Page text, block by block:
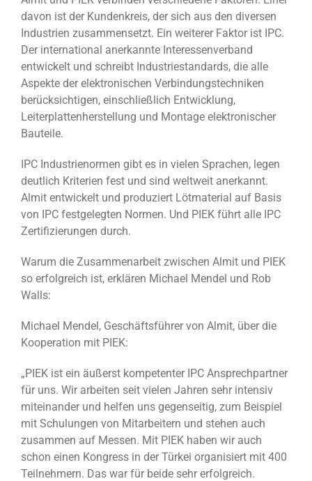
davon ist der Kundenkreis, der sich aus den diversen
Industrien zusammensetzt. Ein weiterer Faktor ist IPC.
Der international anerkannte Interessenverband
entwickelt und schreibt Industriestandards, die alle
Aspekte der elektronischen Verbindungstechniken
berücksichtigen, einschließlich Entwicklung,
Leiterplattenherstellung und Montage elektronischer
Bauteile.
IPC Industrienormen gibt es in vielen Sprachen, legen
deutlich Kriterien fest und sind weltweit anerkannt.
Almit entwickelt und produziert Lötmaterial auf Basis
von IPC festgelegten Normen. Und PIEK führt alle IPC
Zertifizierungen durch.
Warum die Zusammenarbeit zwischen Almit und PIEK
so erfolgreich ist, erklären Michael Mendel und Rob
Walls:
Michael Mendel, Geschäftsführer von Almit, über die
Kooperation mit PIEK:
„PIEK ist ein äußerst kompetenter IPC Ansprechpartner
für uns. Wir arbeiten seit vielen Jahren sehr intensiv
miteinander und helfen uns gegenseitig, zum Beispiel
mit Schulungen von Mitarbeitern und stehen auch
zusammen auf Messen. Mit PIEK haben wir auch
schon einen Kongress in der Türkei organisiert mit 400
Teilnehmern. Das war für beide sehr erfolgreich.